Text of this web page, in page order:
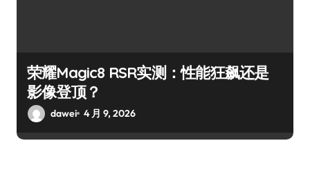
荣耀Magic8 RSR实测：性能狂飙还是
影像登顶？
dawei 4 月 9, 2026